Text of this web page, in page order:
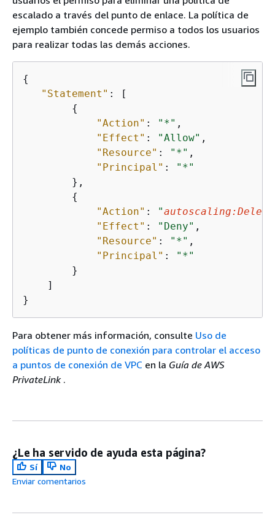
escalado a través del punto de enlace. La política de
ejemplo también concede permiso a todos los usuarios
para realizar todas las demás acciones.
{
"Statement" : [
{
"Action" : "*" ,
"Effect" : "Allow" ,
"Resource" : "*" ,
"Principal" :
"*"
        },
{
"Action" : "
"Effect" : "Deny" ,
"Resource" : "*" ,
"Principal" :
"*"
        }
    ]
}
Para obtener más información, consulte Uso de
políticas de punto de conexión para controlar el acceso
a puntos de conexión de VPC en la Guía de AWS
PrivateLink .
¿Le ha servido de ayuda esta página?
Sí
No
Enviar comentarios